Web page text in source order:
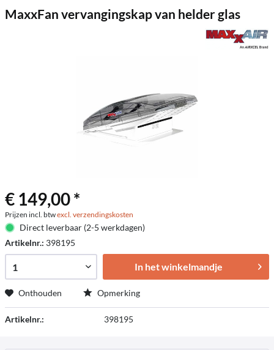
MaxxFan vervangingskap van helder glas
€ 149,00 *
Prijzen incl. btwexcl. verzendingskosten
Direct leverbaar (2-5 werkdagen)
Artikelnr.: 398195
In het winkelmandje
Onthouden Opmerking
Artikelnr.: 398195